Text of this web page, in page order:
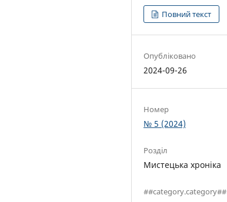
Повний текст
Опубліковано
2024-09-26
Номер
№ 5 (2024)
Розділ
Мистецька хроніка
##category.category##